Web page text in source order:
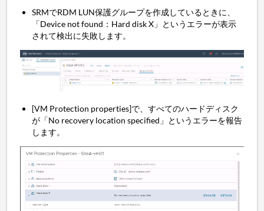
SRMでRDM LUN保護グループを作成しているときに、
「Device not found：Hard disk X」というエラーが表示
されて検出に失敗します。
[VM Protection properties]で、すべてのハードディスク
が「No recovery location specified」というエラーを報告
します。